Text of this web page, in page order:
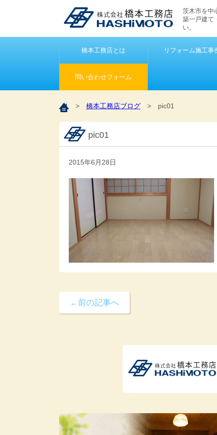
茨木市を中
築一戸建て
い。
橋本工務店とは リフォーム施工事
問い合わせフォーム
> 橋本工務店ブログ > pic01
pic01
2015年6月28日
←前の記事へ